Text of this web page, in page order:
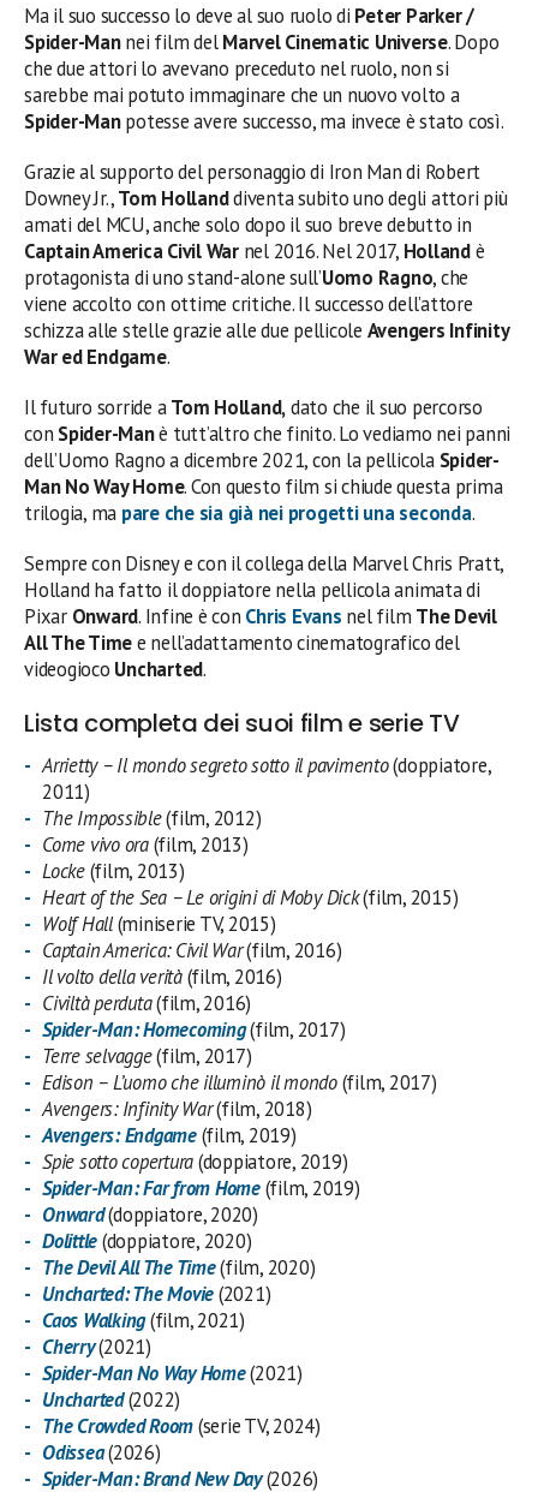
Ma il suo successo lo deve al suo ruolo di Peter Parker /
Spider-Mannei film delMarvel Cinematic Universe. Dopo
che due attori lo avevano preceduto nel ruolo, non si
sarebbe mai potuto immaginare che un nuovo volto a
Spider-Manpotesse avere successo, ma invece è stato così.
Grazie al supporto del personaggio di Iron Man di Robert
Downey Jr.,Tom Hollanddiventa subito uno degli attori più
amati del MCU, anche solo dopo il suo breve debutto in
Captain America Civil Warnel 2016. Nel 2017, Hollandè
protagonista di uno stand-alone sull’Uomo Ragno, che
viene accolto con ottime critiche. Il successo dell’attore
schizza alle stelle grazie alle due pellicole Avengers Infinity
War ed Endgame.
Il futuro sorride aTom Holland,dato che il suo percorso
con Spider-Manè tutt’altro che finito. Lo vediamo nei panni
dell’Uomo Ragno a dicembre 2021, con la pellicola Spider-
Man No Way Home. Con questo film si chiude questa prima
trilogia, ma pare che sia già nei progetti una seconda.
Sempre con Disney e con il collega della Marvel Chris Pratt,
Holland ha fatto il doppiatore nella pellicola animata di
Pixar Onward. Infine è con Chris Evans nel film The Devil
All The Timee nell’adattamento cinematografico del
videogioco Uncharted.
Lista completa dei suoi film e serie TV
Arrietty – Il mondo segreto sotto il pavimento(doppiatore,
2011)
The Impossible(film, 2012)
Come vivo ora(film, 2013)
Locke(film, 2013)
Heart of the Sea – Le origini di Moby Dick(film, 2015)
Wolf Hall(miniserie TV, 2015)
Captain America: Civil War(film, 2016)
Il volto della verità(film, 2016)
Civiltà perduta(film, 2016)
Spider-Man: Homecoming(film, 2017)
Terre selvagge(film, 2017)
Edison – L’uomo che illuminò il mondo(film, 2017)
Avengers: Infinity War(film, 2018)
Avengers: Endgame(film, 2019)
Spie sotto copertura(doppiatore, 2019)
Spider-Man: Far from Home(film, 2019)
Onward(doppiatore, 2020)
Dolittle(doppiatore, 2020)
The Devil All The Time(film, 2020)
Uncharted: The Movie(2021)
Caos Walking(film, 2021)
Cherry(2021)
Spider-Man No Way Home(2021)
Uncharted(2022)
The Crowded Room(serie TV, 2024)
Odissea(2026)
Spider-Man: Brand New Day(2026)